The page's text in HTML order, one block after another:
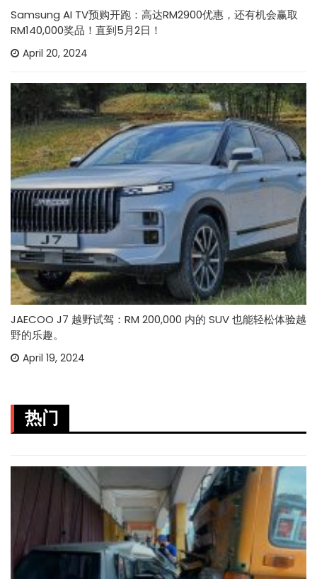
Samsung AI TV预购开跑：高达RM2900优惠，还有机会赢取
RM140,000奖品！直到5月2日！
April 20, 2024
JAECOO J7 越野试驾：RM 200,000 内的 SUV 也能轻松体验越
野的乐趣。
April 19, 2024
热门